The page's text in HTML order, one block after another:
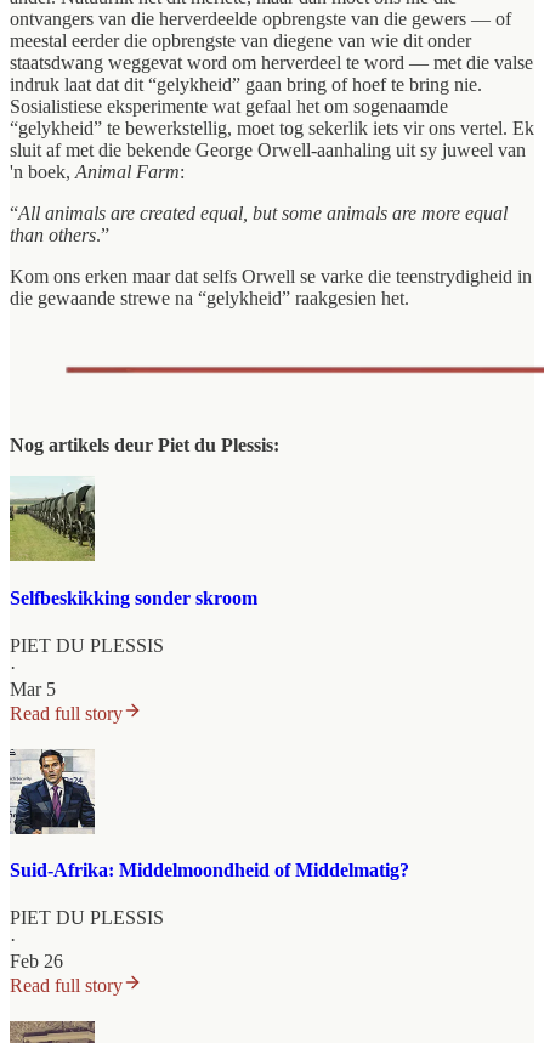
ontvangers van die herverdeelde opbrengste van die gewers — of
meestal eerder die opbrengste van diegene van wie dit onder
staatsdwang weggevat word om herverdeel te word — met die valse
indruk laat dat dit “gelykheid” gaan bring of hoef te bring nie.
Sosialistiese eksperimente wat gefaal het om sogenaamde
“gelykheid” te bewerkstellig, moet tog sekerlik iets vir ons vertel. Ek
sluit af met die bekende George Orwell-aanhaling uit sy juweel van
'n boek,Animal Farm:
“All animals are created equal, but some animals are more equal
than others.”
Kom ons erken maar dat selfs Orwell se varke die teenstrydigheid in
die gewaande strewe na “gelykheid” raakgesien het.
Nog artikels deur Piet du Plessis:
Selfbeskikking sonder skroom
PIET DU PLESSIS
·
Mar 5
Read full story
Suid-Afrika: Middelmoondheid of Middelmatig?
PIET DU PLESSIS
·
Feb 26
Read full story